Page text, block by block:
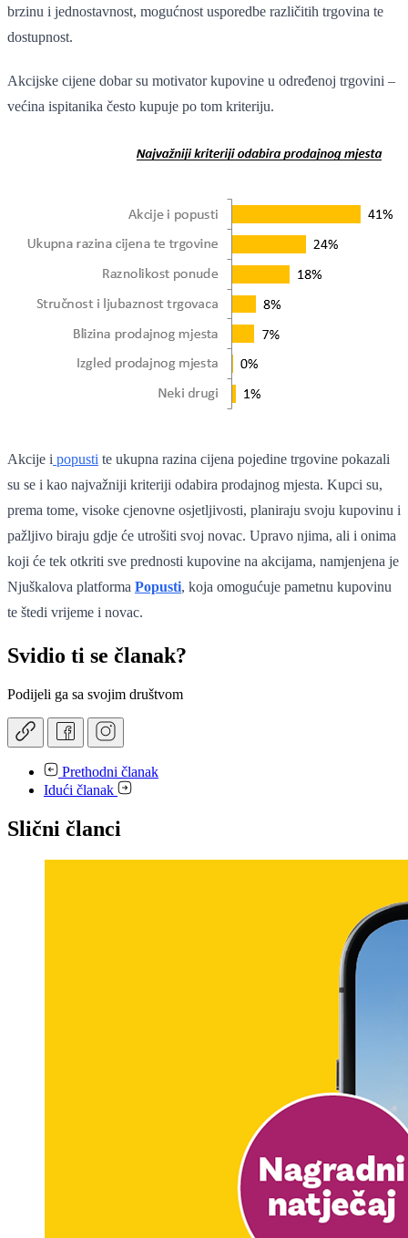
brzinu i jednostavnost, mogućnost usporedbe različitih trgovina te
dostupnost.
Akcijske cijene dobar su motivator kupovine u određenoj trgovini –
većina ispitanika često kupuje po tom kriteriju.
Akcije i popusti te ukupna razina cijena pojedine trgovine pokazali
su se i kao najvažniji kriteriji odabira prodajnog mjesta. Kupci su,
prema tome, visoke cjenovne osjetljivosti, planiraju svoju kupovinu i
pažljivo biraju gdje će utrošiti svoj novac. Upravo njima, ali i onima
koji će tek otkriti sve prednosti kupovine na akcijama, namjenjena je
Njuškalova platforma Popusti, koja omogućuje pametnu kupovinu
te štedi vrijeme i novac.
Svidio ti se članak?
Podijeli ga sa svojim društvom
Prethodni članak
Idući članak
Slični članci